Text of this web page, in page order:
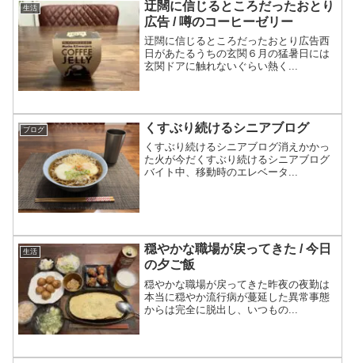
生活
迂闊に信じるところだったおとり
広告 / 噂のコーヒーゼリー
迂闊に信じるところだったおとり広告西
日があたるうちの玄関６月の猛暑日には
玄関ドアに触れないぐらい熱く...
ブログ くすぶり続けるシニアブログ
くすぶり続けるシニアブログ消えかかっ
た火が今だくすぶり続けるシニアブログ
バイト中、移動時のエレベータ...
生活
穏やかな職場が戻ってきた / 今日
の夕ご飯
穏やかな職場が戻ってきた昨夜の夜勤は
本当に穏やか流行病が蔓延した異常事態
からは完全に脱出し、いつもの...